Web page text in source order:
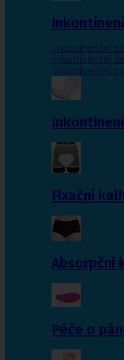
Inkontinenční
Inkontinenční
Inkontinenční
Fixační
Absorpční
Péče o